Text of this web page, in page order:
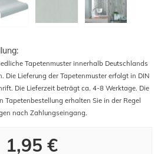
Tapetenmuster innerhalb Deutschlands
Die Lieferung der Tapetenmuster erfolgt in DIN
Die Lieferzeit beträgt ca. 4-8 Werktage. Die
Tapetenbestellung erhalten Sie in der Regel
nach Zahlungseingang.
1,95 €